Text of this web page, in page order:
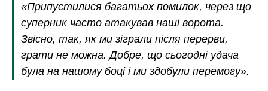
«Припустилися багатьох помилок, через що
суперник часто атакував наші ворота.
Звісно, так, як ми зіграли після перерви,
грати не можна. Добре, що сьогодні удача
була на нашому боці і ми здобули перемогу».